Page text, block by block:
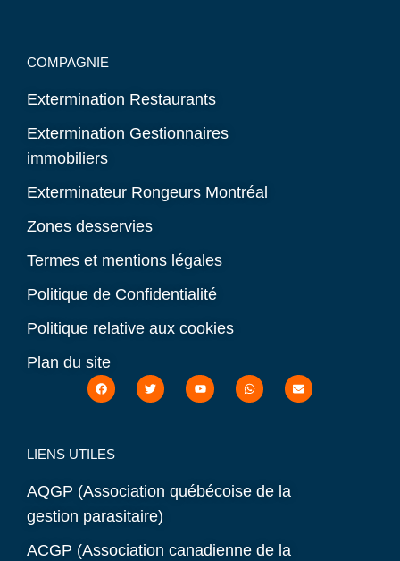
COMPAGNIE
Extermination Restaurants
Extermination Gestionnaires
immobiliers
Exterminateur Rongeurs Montréal
Zones desservies
Termes et mentions légales
Politique de Confidentialité
Politique relative aux cookies
Plan du site
LIENS UTILES
AQGP (Association québécoise de la
gestion parasitaire)
ACGP (Association canadienne de la